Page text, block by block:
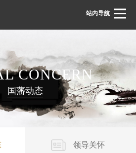
站内导航
CONCERN
国藩动态
领导关怀